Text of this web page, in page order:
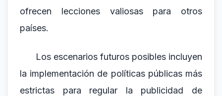
ofrecen lecciones valiosas para otros
países.
Los escenarios futuros posibles incluyen
la implementación de políticas públicas más
estrictas para regular la publicidad de